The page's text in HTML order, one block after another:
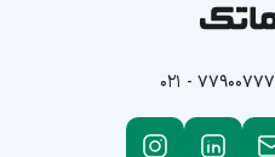
۰۲۱ - ۷۷۹۰۰۷۷۷